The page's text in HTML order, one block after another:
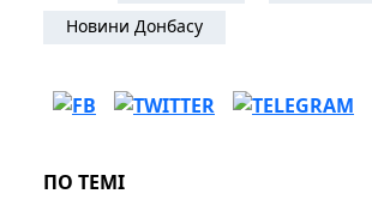
Новини Донбасу
ПО ТЕМІ